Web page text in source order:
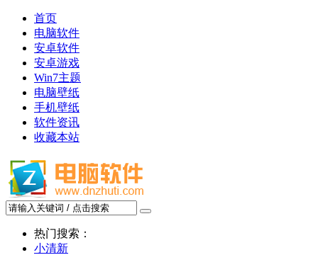
首页
电脑软件
安卓软件
安卓游戏
Win7主题
电脑壁纸
手机壁纸
软件资讯
收藏本站
热门搜索：
小清新